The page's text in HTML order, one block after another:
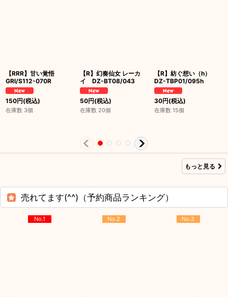
【RRR】甘い覚悟
GRI/S112-070R
150円(税込)
在庫数 3個
【R】幻奏仙女 レーカ
イ DZ-BT08/043
50円(税込)
在庫数 20個
【R】紡ぐ想い（h）
DZ-TBP01/095h
30円(税込)
在庫数 15個
もっと見る
売れてます(^^)（予約商品ランキング）
No.1 No.2 No.3